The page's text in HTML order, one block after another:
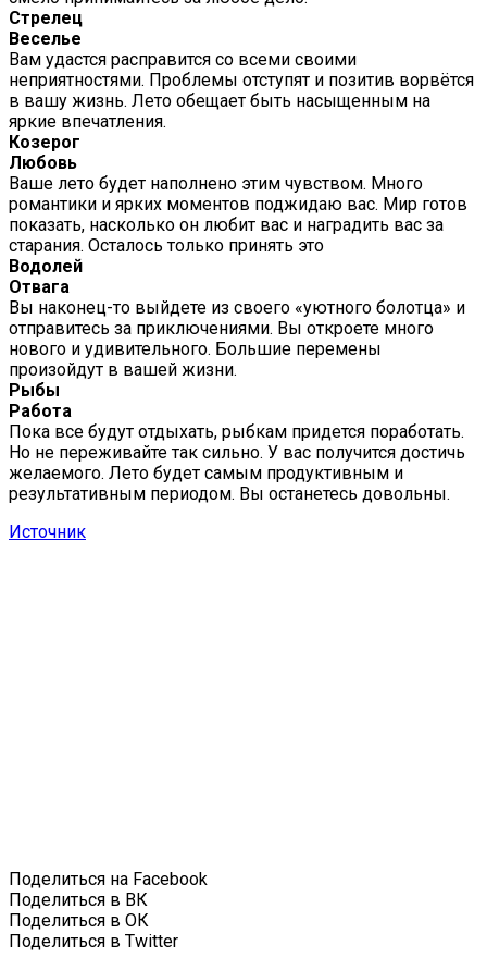
Стрелец
Веселье
Вам удастся расправится со всеми своими
неприятностями. Проблемы отступят и позитив ворвётся
в вашу жизнь. Лето обещает быть насыщенным на
яркие впечатления.
Козерог
Любовь
Ваше лето будет наполнено этим чувством. Много
романтики и ярких моментов поджидаю вас. Мир готов
показать, насколько он любит вас и наградить вас за
старания. Осталось только принять это
Водолей
Отвага
Вы наконец-то выйдете из своего «уютного болотца» и
отправитесь за приключениями. Вы откроете много
нового и удивительного. Большие перемены
произойдут в вашей жизни.
Рыбы
Работа
Пока все будут отдыхать, рыбкам придется поработать.
Но не переживайте так сильно. У вас получится достичь
желаемого. Лето будет самым продуктивным и
результативным периодом. Вы останетесь довольны.
Источник
Поделиться на Facebook
Поделиться в ВК
Поделиться в ОК
Поделиться в Twitter